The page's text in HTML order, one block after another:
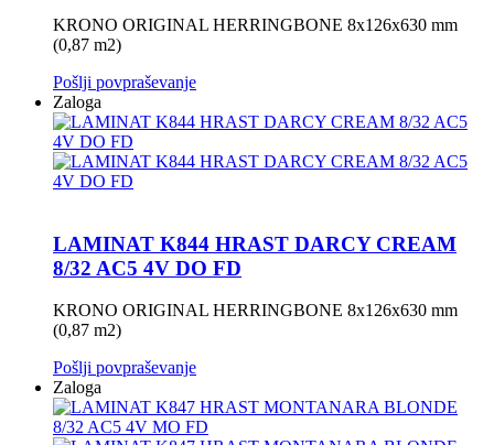
KRONO ORIGINAL HERRINGBONE 8x126x630 mm
(0,87 m2)
Pošlji povpraševanje
Zaloga
LAMINAT K844 HRAST DARCY CREAM
8/32 AC5 4V DO FD
KRONO ORIGINAL HERRINGBONE 8x126x630 mm
(0,87 m2)
Pošlji povpraševanje
Zaloga